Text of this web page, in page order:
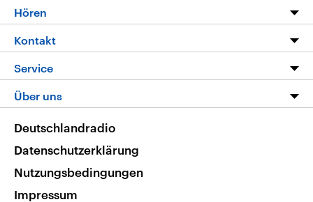
Programm
Die Nachrichten
Nachrichtenleicht
Neue Beiträge auf dlf.de
Hören
Livestream
Podcasts
Deutschlandfunk App
Nachrichten App
Frequenzen
Kontakt
Hörerservice
Service
FAQ
Veranstaltungen
Musikliste
RSS
Über uns
Deutschlandradio
Datenschutzerklärung
Nutzungsbedingungen
Impressum